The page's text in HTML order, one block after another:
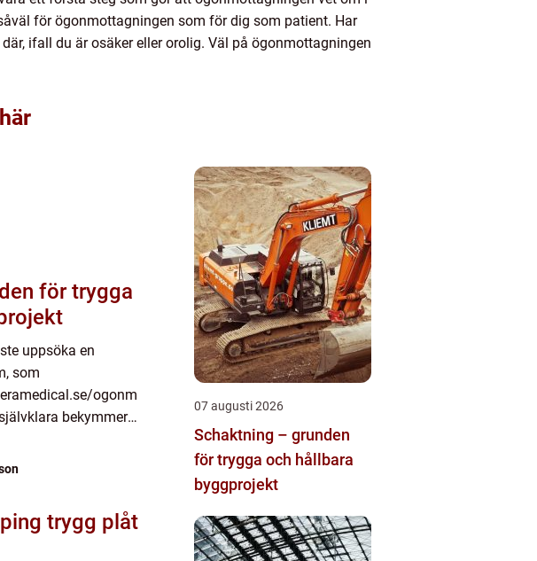
för ögonmottagningen som för dig som patient. Har
ifall du är osäker eller orolig. Väl på ögonmottagningen
för trygga
uppsöka en
som
ogonm
bekymmer.
plåt
07 augusti 2026
Schaktning – grunden
för trygga och hållbara
byggprojekt